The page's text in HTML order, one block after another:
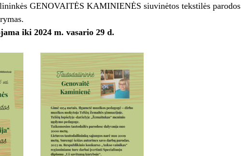
GENOVAITĖS KAMINIENĖS siuvinėtos tekstilės parodos
iki 2024 m. vasario 29 d.